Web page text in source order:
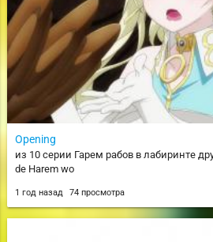
Opening
из 10 серии Гарем рабов в лабиринте
de Harem wo
1 год назад 74 просмотра